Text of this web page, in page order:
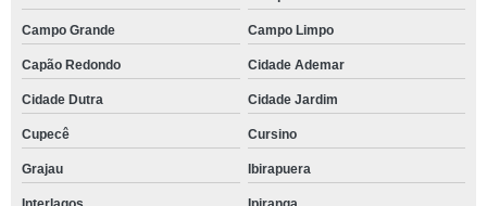
Campo Grande Campo Limpo
Capão Redondo Cidade Ademar
Cidade Dutra Cidade Jardim
Cupecê Cursino
Grajau Ibirapuera